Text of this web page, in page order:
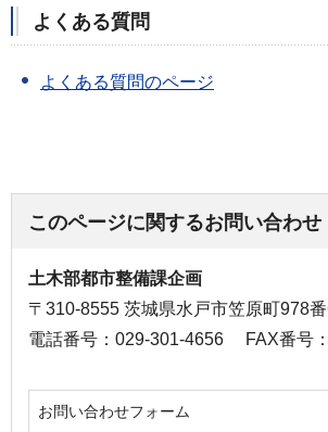
よくある質問
よくある質問のページ
このページに関するお問い合わせ
土木部都市整備課企画
〒310-8555 茨城県水戸市笠原町978
電話番号：029-301-4656
FAX番号
お問い合わせフォーム